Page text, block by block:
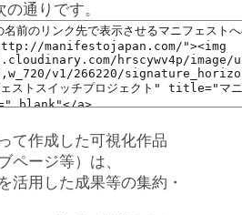
通りです。
て作成した可視化作品
ページ等）は、
活用した成果等の集約・